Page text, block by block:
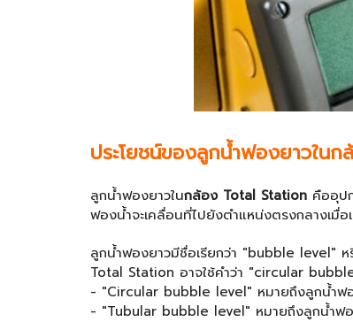
ประโยชน์ของลูกน้ำฟองยาวใน
ลูกน้ำฟองยาวในกล้อง Total Station คืออุป
ฟองน้ำจะเคลื่อนที่ไปยังตำแหน่งตรงกลางเมื่
ลูกน้ำฟองยาวมีชื่อเรียกว่า "bubble level"
Total Station อาจใช้คำว่า "circular
- "Circular bubble level" หมายถึงลูกน้ำฟ
- "Tubular bubble level" หมายถึงลูกน้ำฟอ